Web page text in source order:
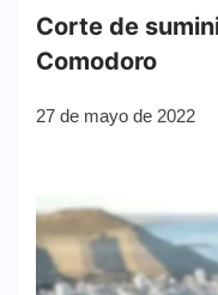
Corte de
Comodoro
27 de mayo de 2022